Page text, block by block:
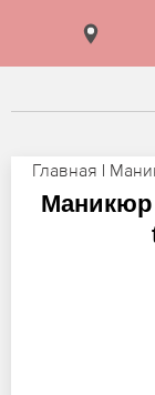
Главная |
Маникюр